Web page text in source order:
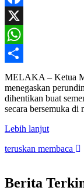
Facebook
X
WhatsApp
Share
MELAKA – Ketua
menegaskan
dihentikan buat
secara bersemuka
Lebih lanjut
teruskan membaca
Berita